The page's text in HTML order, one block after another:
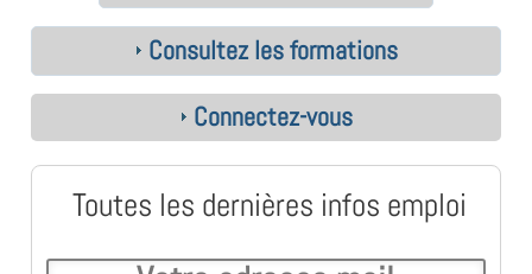
Consultez les formations
Connectez-vous
Toutes les dernières infos emploi